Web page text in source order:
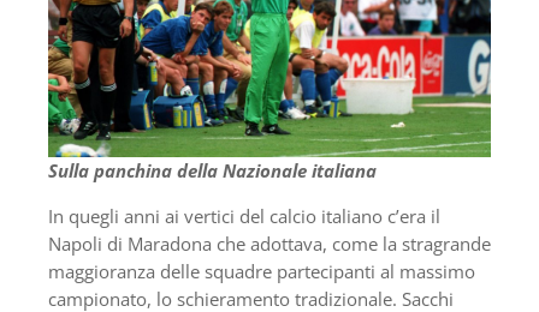
Sulla panchina della Nazionale italiana
In quegli anni ai vertici del calcio italiano c’era il
Napoli di Maradona che adottava, come la stragrande
maggioranza delle squadre partecipanti al massimo
campionato, lo schieramento tradizionale. Sacchi